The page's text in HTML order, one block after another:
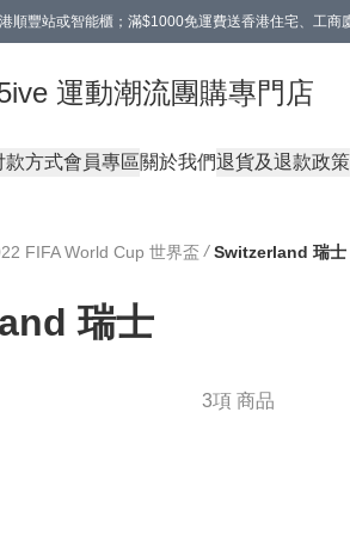
順豐站或智能櫃；滿$1000免運費送香港住宅、工商
運動潮流團購專門店
款方式會員專區關於我們退貨及退款政策
FIFA World Cup 世界盃 / Switzerland 瑞士
瑞士
3項 商品